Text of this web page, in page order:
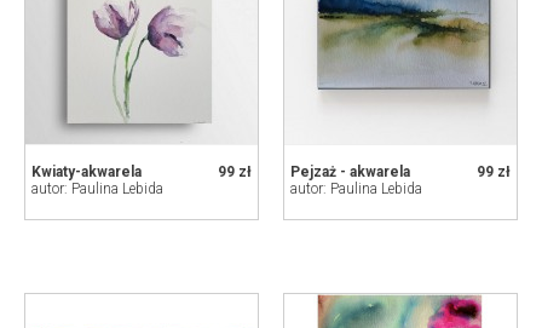
99 zł
Kwiaty-akwarela
autor: Paulina Lebida
99 zł
Pejzaż - akwarela
autor: Paulina Lebida